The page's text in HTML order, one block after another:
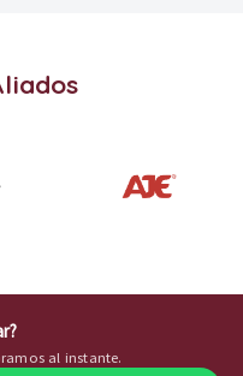
al instante.